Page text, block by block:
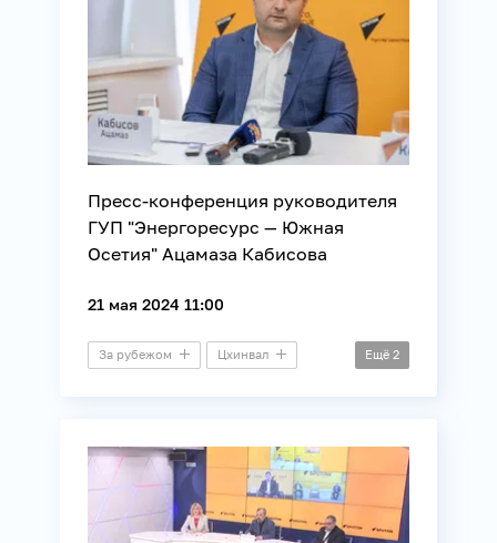
Пресс-конференция руководителя
ГУП "Энергоресурс — Южная
Осетия" Ацамаза Кабисова
21 мая 2024 11:00
За рубежом Цхинвал Ещё 2